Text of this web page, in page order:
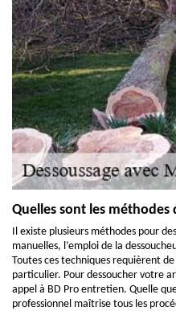
Quelles sont les méthodes
Il existe plusieurs méthodes pour
manuelles, l’emploi de la
Toutes ces techniques requièrent
particulier. Pour dessoucher votre
appel à BD Pro entretien. Quelle
professionnel maîtrise tous les